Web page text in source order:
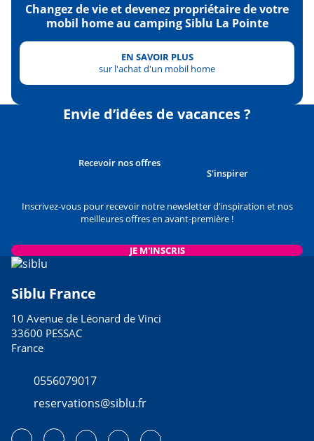
Changez de vie et devenez propriétaire de votre
mobil home au camping Siblu La Pointe
EN SAVOIR PLUS
sur l'achat d'un mobil home
Envie d’idées de vacances ?
Recevoir nos offres
S'inspirer
Inscrivez-vous pour recevoir notre newsletter d’inspiration et nos
meilleures offres en avant-première !
JE M'INSCRIS
Siblu France
10 Avenue de Léonard de Vinci
33600 PESSAC
France
0556079017
reservations@siblu.fr